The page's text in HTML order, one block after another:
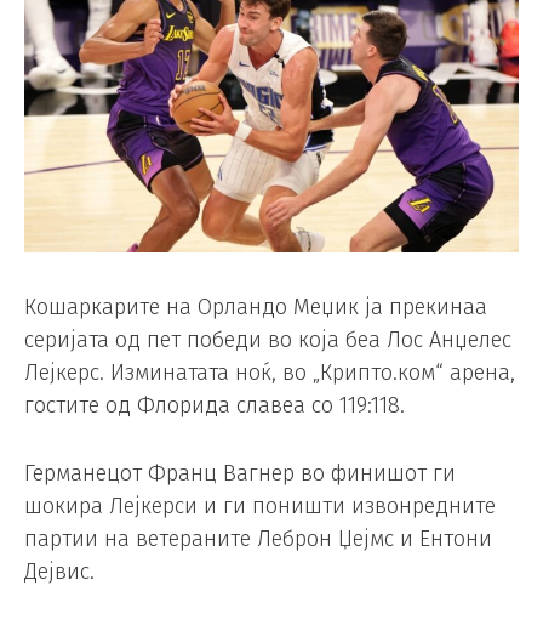
Кошаркарите на Орландо Меџик ја прекинаа
серијата од пет победи во која беа Лос Анџелес
Лејкерс. Изминатата ноќ, во „Крипто.ком“ арена,
гостите од Флорида славеа со 119:118.
Германецот Франц Вагнер во финишот ги
шокира Лејкерси и ги поништи извонредните
партии на ветераните Леброн Џејмс и Ентони
Дејвис.